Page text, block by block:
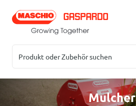
Mulcher